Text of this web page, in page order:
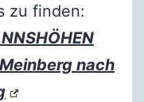
zu finden:
nach